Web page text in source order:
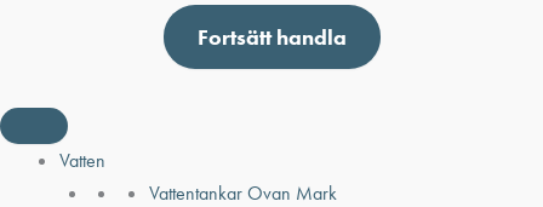
Fortsätt handla
Vatten
Vattentankar Ovan Mark